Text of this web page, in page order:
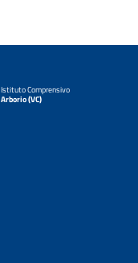
Istituto Comprensivo
Arborio (VC)